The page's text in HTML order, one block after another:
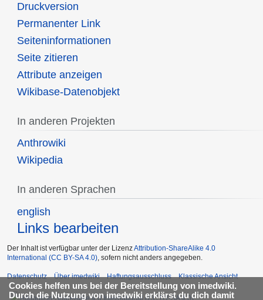
Cookies helfen uns bei der Bereitstellung von imedwiki.
Durch die Nutzung von imedwiki erklärst du dich damit
Druckversion
Permanenter Link
Seiten­informationen
Seite zitieren
Attribute anzeigen
Wikibase-Datenobjekt
In anderen Projekten
Anthrowiki
Wikipedia
In anderen Sprachen
english
Links bearbeiten
Der Inhalt ist verfügbar unter der LizenzAttribution-ShareAlike 4.0
International (CC BY-SA 4.0), sofern nicht anders angegeben.
Datenschutz Über imedwiki Haftungsausschluss Klassische Ansicht